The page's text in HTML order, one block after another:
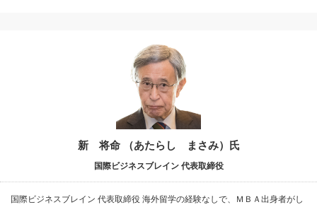
新 将命 （あたらし まさみ）氏
国際ビジネスブレイン 代表取締役
国際ビジネスブレイン 代表取締役 海外留学の経験なしで、ＭＢＡ出身者がし